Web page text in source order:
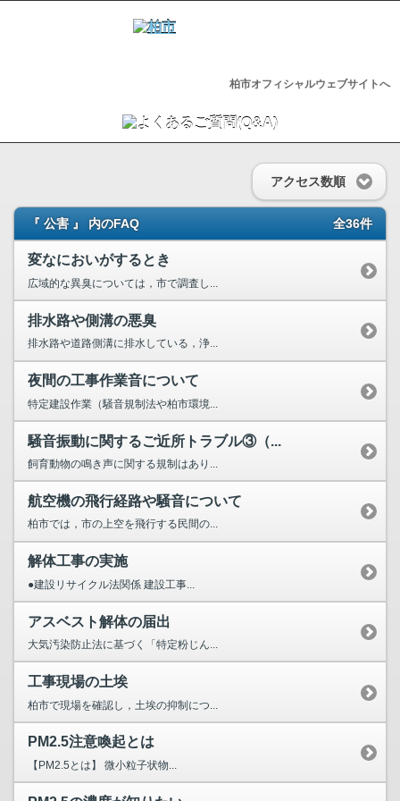
柏市オフィシャルウェブサイトへ
アクセス数順
『 公害 』 内のFAQ 全36件
変なにおいがするとき
広域的な異臭については，市で調査し...
排水路や側溝の悪臭
排水路や道路側溝に排水している，浄...
夜間の工事作業音について
特定建設作業（騒音規制法や柏市環境...
騒音振動に関するご近所トラブル③（...
飼育動物の鳴き声に関する規制はあり...
航空機の飛行経路や騒音について
柏市では，市の上空を飛行する民間の...
解体工事の実施
●建設リサイクル法関係 建設工事...
アスベスト解体の届出
大気汚染防止法に基づく「特定粉じん...
工事現場の土埃
柏市で現場を確認し，土埃の抑制につ...
PM2.5注意喚起とは
【PM2.5とは】 微小粒子状物...